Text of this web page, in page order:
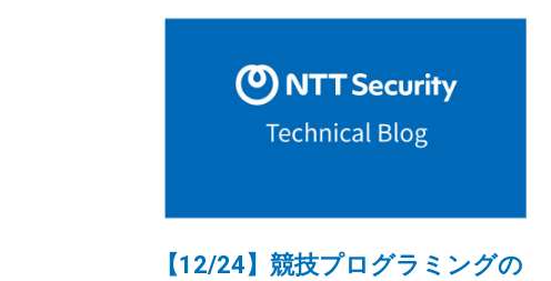
【12/24】競技プログラミングの